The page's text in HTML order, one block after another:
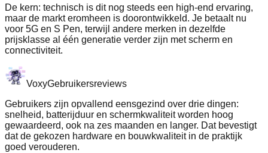
De kern: technisch is dit nog steeds een high‑end ervaring,
maar de markt eromheen is doorontwikkeld. Je betaalt nu
voor 5G en S Pen, terwijl andere merken in dezelfde
prijsklasse al één generatie verder zijn met scherm en
connectiviteit.
VoxyGebruikersreviews
Gebruikers zijn opvallend eensgezind over drie dingen:
snelheid, batterijduur en schermkwaliteit worden hoog
gewaardeerd, ook na zes maanden en langer. Dat bevestigt
dat de gekozen hardware en bouwkwaliteit in de praktijk
goed verouderen.